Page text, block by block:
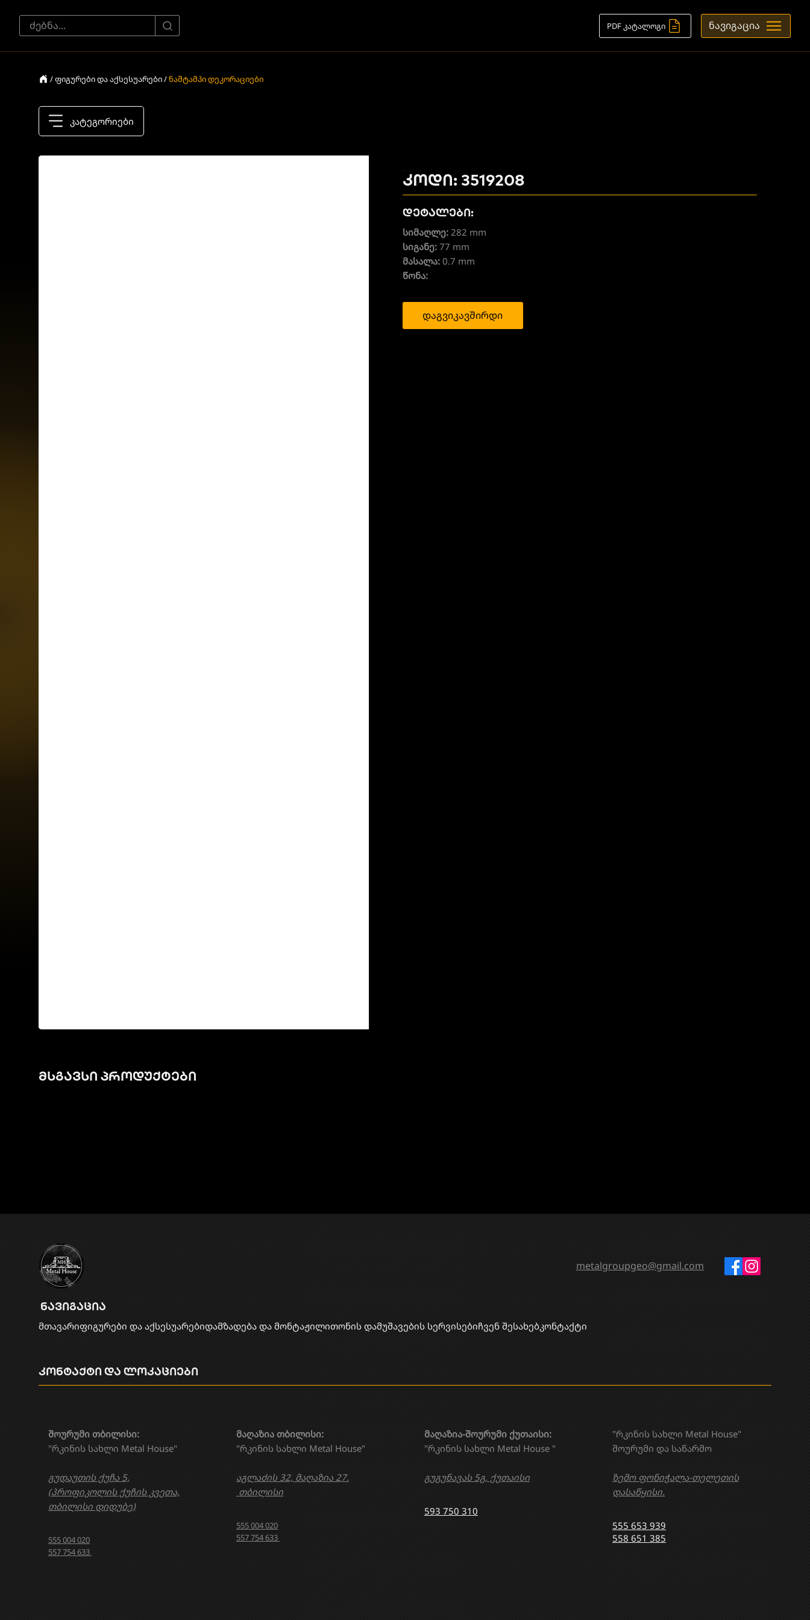
PDF კატალოგი ნავიგაცია
/ ფიგურები და აქსესუარები / ნაშტამპი დეკორაციები
კატეგორიები
კოდი: 3519208
დეტალები:
სიმაღლე:282 mm
სიგანე:77 mm
მასალა:0.7 mm
წონა:
დაგვიკავშირდი
მსგავსი პროდუქტები
ნავიგაცია
მთავარიფიგურები და აქსესუარებიდამზადება და მონტაჟი​ლითონის დამუშავების სერვისებიჩვენ შესახებკონტაქტი
"რკინის სახლი Metal House"
შოურუმი და საწარმო
ზემო ფონიჭალა-თელეთის
დასაწყისი.
555 653 939
558 651 385
მაღაზია თბილისი:
"რკინის სახლი Metal House"
აგლაძის 32, მაღაზია 27.
თბილისი
555 004 020
557 754 633
მაღაზია-შოურუმი ქუთაისი:
"რკინის სახლი Metal House "
გუგუნავას 5გ, ქუთაისი
593 750 310
შოურუმი თბილისი:
"რკინის სახლი Metal House"
გუდაუთის ქუჩა 5,
(პროფიკოლის ქუჩის კვეთა,
თბილისი დიდუბე)
555 004 020
557 754 633
კონტაქტი და ლოკაციები
metalgroupgeo@gmail.com